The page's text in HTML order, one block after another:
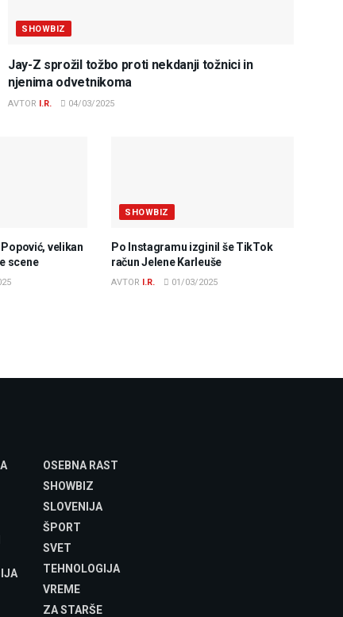
SHOWBIZ
Jay-Z sprožil tožbo proti nekdanji tožnici in
njenima odvetnikoma
AVTOR I.R. 04/03/2025
velikan
scene
SHOWBIZ
Po Instagramu izginil še TikTok
račun Jelene Karleuše
AVTOR I.R. 01/03/2025
OSEBNA RAST
SHOWBIZ
SLOVENIJA
ŠPORT
SVET
TEHNOLOGIJA
VREME
ZA STARŠE